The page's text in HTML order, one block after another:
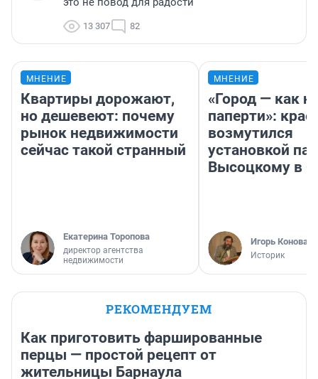
13 307 82
МНЕНИЕ
Квартиры дорожают,
но дешевеют: почему
рынок недвижимости
сейчас такой странный
Екатерина Торопова
директор агентства
недвижимости
МНЕНИЕ
«Город — как
паперти»:
возмутился
установкой
Высоцкому в
Игорь
Историк
РЕКОМЕНДУЕМ
Как приготовить фаршированные
перцы — простой рецепт от
жительницы Барнаула